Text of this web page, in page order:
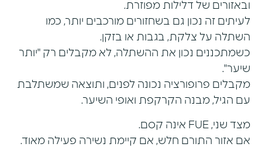
ובאזורים של דלילות מפוזרת.
לעיתים זה נכון גם בשחזורים מורכבים יותר, כמו
השתלה על צלקת, בגבות או בזקן.
כשמתכננים נכון את ההשתלה, לא מקבלים רק "יותר
שיער".
מקבלים פרופורציה נכונה לפנים, ותוצאה שמשתלבת
עם הגיל, מבנה הקרקפת ואופי השיער.
מצד שני, FUE אינה קסם.
אם אזור התורם חלש, אם קיימת נשירה פעילה מאוד.